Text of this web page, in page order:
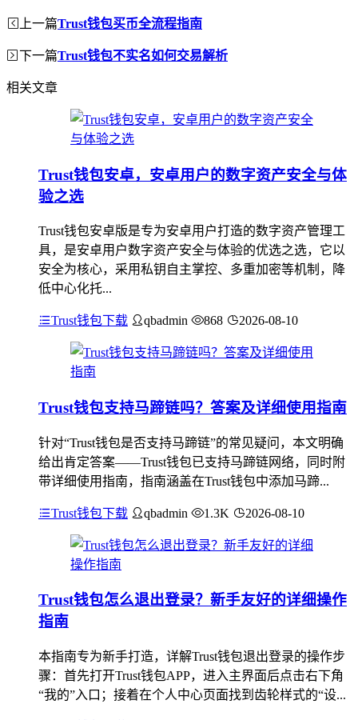
上一篇Trust钱包买币全流程指南
下一篇Trust钱包不实名如何交易解析
相关文章
Trust钱包安卓，安卓用户的数字资产安全与体
验之选
Trust钱包安卓版是专为安卓用户打造的数字资产管理工
具，是安卓用户数字资产安全与体验的优选之选，它以
安全为核心，采用私钥自主掌控、多重加密等机制，降
低中心化托...
Trust钱包下载 qbadmin 868 2026-08-10
Trust钱包支持马蹄链吗？答案及详细使用指南
针对“Trust钱包是否支持马蹄链”的常见疑问，本文明确
给出肯定答案——Trust钱包已支持马蹄链网络，同时附
带详细使用指南，指南涵盖在Trust钱包中添加马蹄...
Trust钱包下载 qbadmin 1.3K 2026-08-10
Trust钱包怎么退出登录？新手友好的详细操作
指南
本指南专为新手打造，详解Trust钱包退出登录的操作步
骤：首先打开Trust钱包APP，进入主界面后点击右下角
“我的”入口；接着在个人中心页面找到齿轮样式的“设...